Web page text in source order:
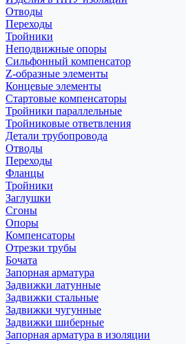
Отводы
Переходы
Тройники
Неподвижные опоры
Cильфонный компенсатор
Z-образные элементы
Концевые элементы
Стартовые компенсаторы
Тройники параллельные
Тройниковые ответвления
Детали трубопровода
Отводы
Переходы
Фланцы
Тройники
Заглушки
Сгоны
Опоры
Компенсаторы
Отрезки трубы
Бочата
Запорная арматура
Задвижки латунные
Задвижки стальные
Задвижки чугунные
Задвижки шиберные
Запорная арматура в изоляции